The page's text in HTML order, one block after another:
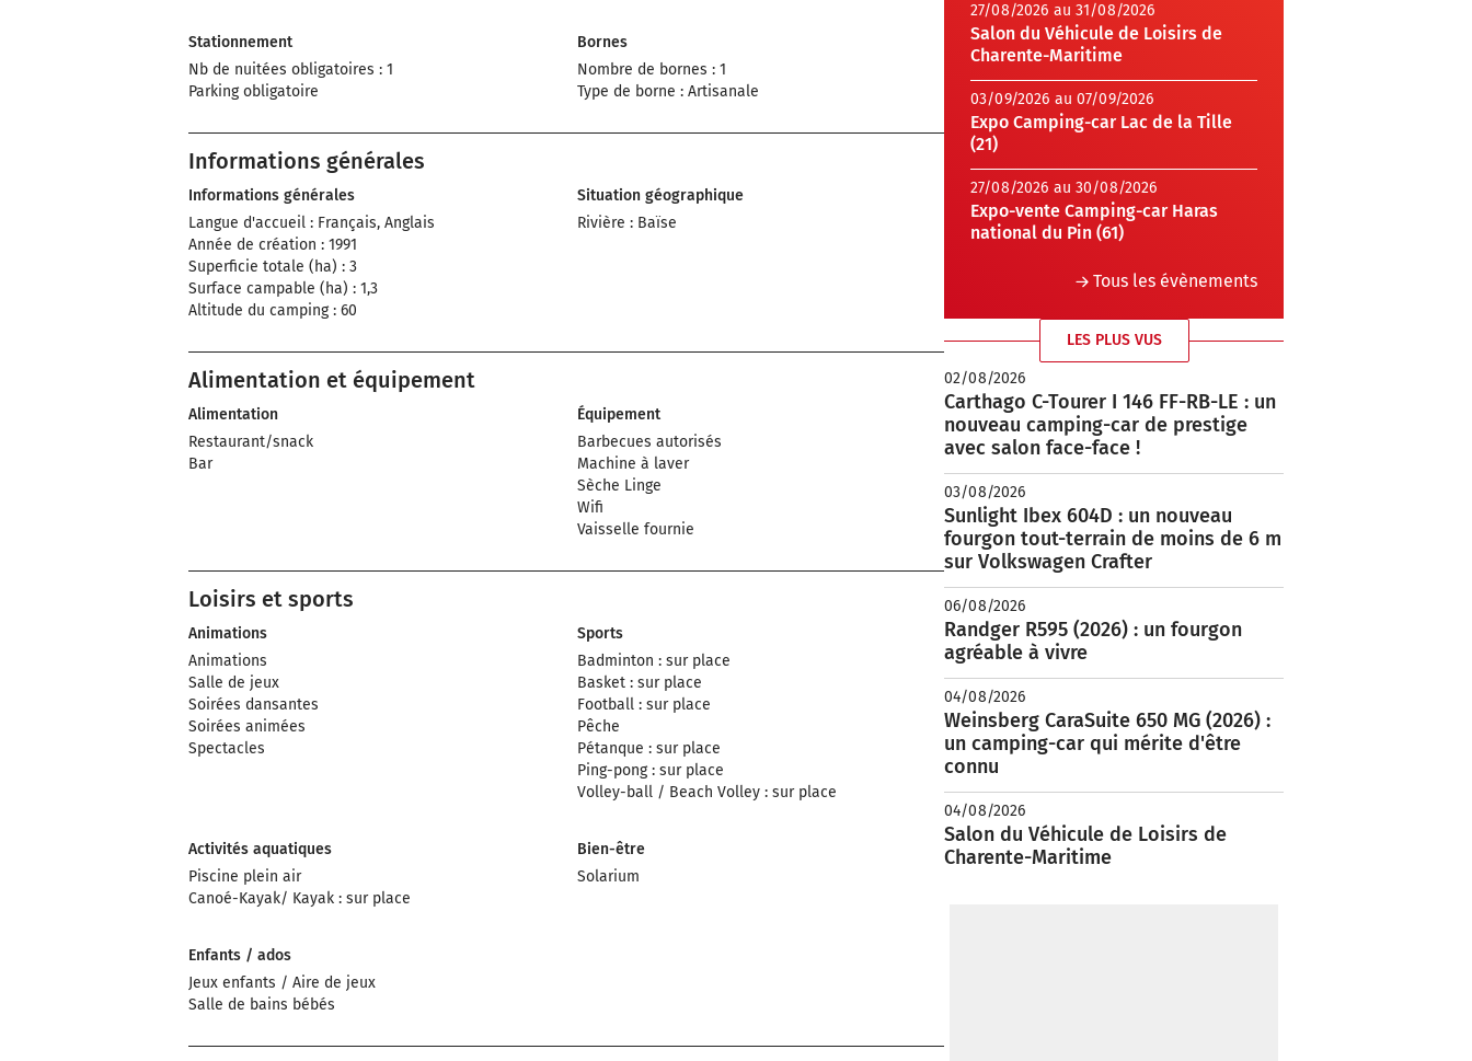
Stationnement
Nb de nuitées obligatoires : 1
Parking obligatoire
Bornes
Nombre de bornes : 1
Type de borne : Artisanale
Informations générales
Informations générales
Langue d'accueil : Français, Anglais
Année de création : 1991
Superficie totale (ha) : 3
Surface campable (ha) : 1,3
Altitude du camping : 60
Situation géographique
Rivière : Baïse
Alimentation et équipement
Alimentation
Restaurant/snack
Bar
Équipement
Barbecues autorisés
Machine à laver
Sèche Linge
Wifi
Vaisselle fournie
Loisirs et sports
Animations
Animations
Salle de jeux
Soirées dansantes
Soirées animées
Spectacles
Sports
Badminton : sur place
Basket : sur place
Football : sur place
Pêche
Pétanque : sur place
Ping-pong : sur place
Volley-ball / Beach Volley : sur place
Activités aquatiques
Piscine plein air
Canoé-Kayak/ Kayak : sur place
Bien-être
Solarium
Enfants / ados
Jeux enfants / Aire de jeux
Salle de bains bébés
27/08/2026 au 31/08/2026
Salon du Véhicule de Loisirs de
Charente-Maritime
03/09/2026 au 07/09/2026
Expo Camping-car Lac de la Tille
(21)
27/08/2026 au 30/08/2026
Expo-vente Camping-car Haras
national du Pin (61)
Tous les évènements
LES PLUS VUS
02/08/2026
Carthago C-Tourer I 146 FF-RB-LE : un
nouveau camping-car de prestige
avec salon face-face !
03/08/2026
Sunlight Ibex 604D : un nouveau
fourgon tout-terrain de moins de 6 m
sur Volkswagen Crafter
06/08/2026
Randger R595 (2026) : un fourgon
agréable à vivre
04/08/2026
Weinsberg CaraSuite 650 MG (2026) :
un camping-car qui mérite d'être
connu
04/08/2026
Salon du Véhicule de Loisirs de
Charente-Maritime